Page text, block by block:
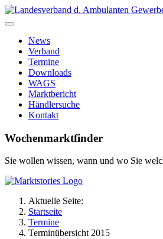
News
Verband
Termine
Downloads
WAGS
Marktbericht
Händlersuche
Kontakt
Wochenmarktfinder
Sie wollen wissen, wann und wo Sie
Aktuelle Seite:
Startseite
Termine
Terminübersicht 2015